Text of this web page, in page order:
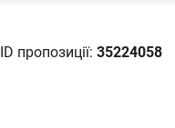
ID пропозиції: 35224058